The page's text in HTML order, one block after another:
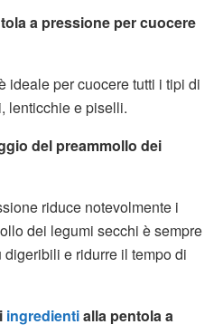
a pressione per cuocere
ideale per cuocere tutti i tipi di
lenticchie e piselli.
del preammollo dei
riduce notevolmente i
dei legumi secchi è sempre
e ridurre il tempo di
ingredientialla pentola a